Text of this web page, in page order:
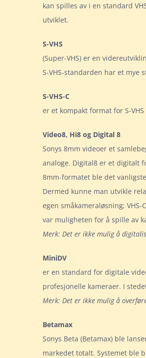
kan spilles av i en standard
utviklet.
S-VHS
(Super-VHS) er en
S-VHS-standarden har et mye
S-VHS-C
er et kompakt format for S-
Video8, Hi8 og Digital 8
Sonys 8mm videoer et
analoge. Digital8 er et digitalt
8mm-formatet ble det
Dermed kunne man utvikle
egen småkameraløsning;
var muligheten for å spille av
Merk: Det er ikke mulig å
MiniDV
er en standard for digitale
profesjonelle kameraer. I
Merk: Det er ikke mulig å
Betamax
Sonys Beta (Betamax) ble
markedet totalt. Systemet ble